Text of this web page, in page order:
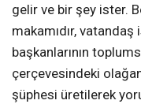
gelir ve bir şey ister.
makamıdır,
başkanlarının
çerçevesindeki
şüphesi üretilerek